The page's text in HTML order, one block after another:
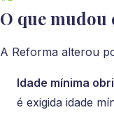
O que mudou
A Reforma alterou
Idade mínima
é exigida idade